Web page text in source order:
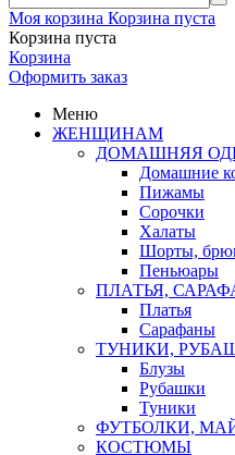
Моя корзина Корзина пуста
Корзина пуста
Корзина
Оформить заказ
Меню
ЖЕНЩИНАМ
ДОМАШНЯЯ
Домашние
Пижамы
Сорочки
Халаты
Шорты,
Пеньюары
ПЛАТЬЯ,
Платья
Сарафаны
ТУНИКИ,
Блузы
Рубашки
Туники
ФУТБОЛКИ,
КОСТЮМЫ